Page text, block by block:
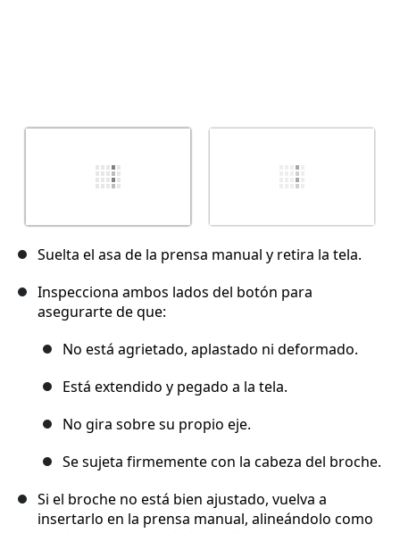
Suelta el asa de la prensa manual y retira la tela.
Inspecciona ambos lados del botón para
asegurarte de que:
No está agrietado, aplastado ni deformado.
Está extendido y pegado a la tela.
No gira sobre su propio eje.
Se sujeta firmemente con la cabeza del broche.
Si el broche no está bien ajustado, vuelva a
insertarlo en la prensa manual, alineándolo como